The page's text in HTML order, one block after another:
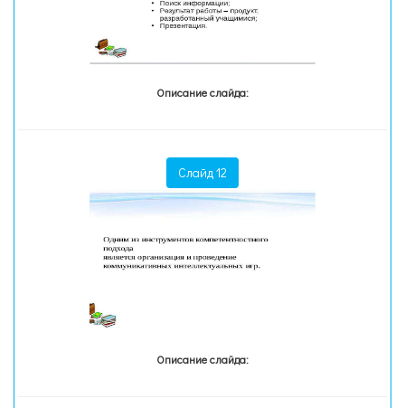
Описание слайда:
Слайд 12
Описание слайда: